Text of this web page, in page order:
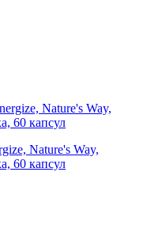
Nature's Way,
60 капсул